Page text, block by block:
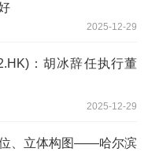
2025-12-29
：胡冰辞任执行董
2025-12-29
、立体构图——哈尔滨